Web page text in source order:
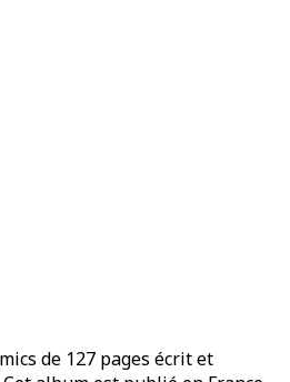
de 127 pages écrit et